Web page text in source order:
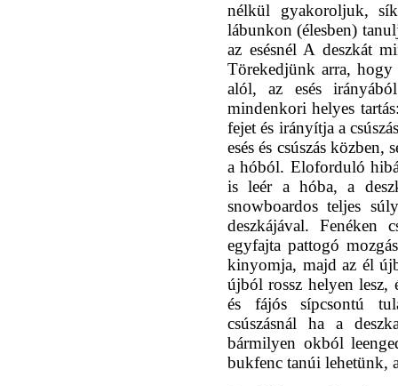
nélkül gyakoroljuk,
lábunkon (élesben)
az esésnél A deszkát
Törekedjünk arra,
alól, az esés
mindenkori helyes
fejet és irányítja a
esés és csúszás
a hóból. Eloforduló
is leér a hóba, a
snowboardos teljes
deszkájával. Fenéken
egyfajta pattogó
kinyomja, majd az él
újból rossz helyen lesz,
és fájós sípcsontú
csúszásnál ha a
bármilyen okból
bukfenc tanúi lehetünk,